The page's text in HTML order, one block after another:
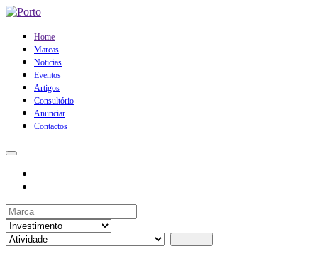
Home
Marcas
Noticias
Eventos
Artigos
Consultório
Anunciar
Contactos